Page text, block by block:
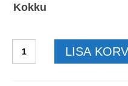
Kokku
vahtraleht-
LISA